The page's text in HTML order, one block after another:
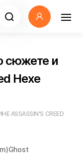
сюжете и
Hexe
CREED